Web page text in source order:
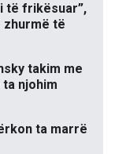
të frikësuar”,
zhurmë të
takim me
ta njohim
ta marrë